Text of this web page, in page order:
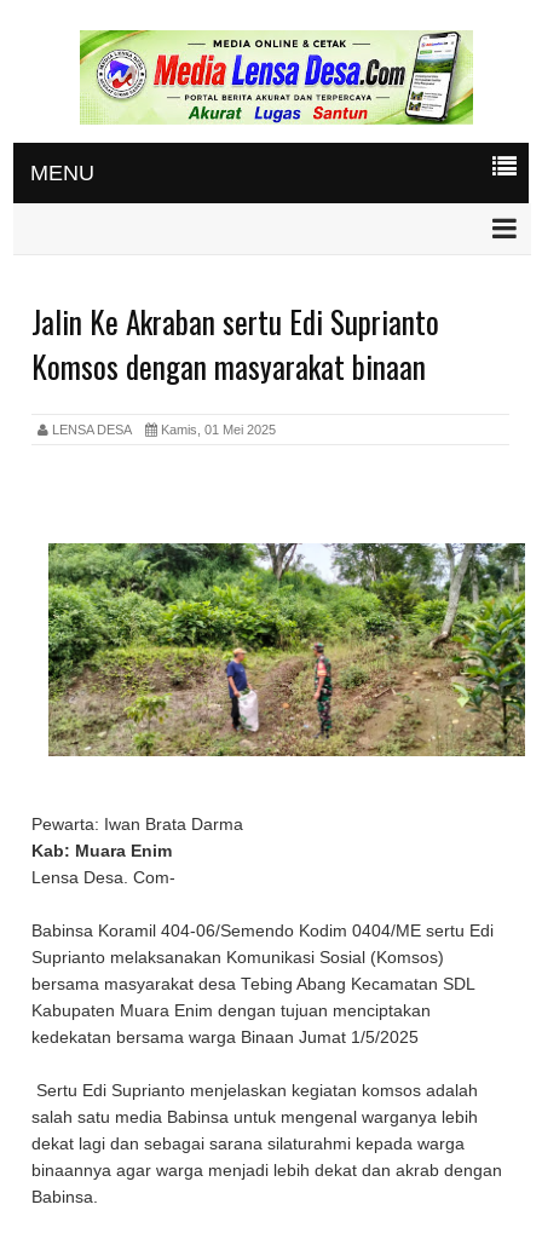
MENU
Jalin Ke Akraban sertu Edi Suprianto
Komsos dengan masyarakat binaan
LENSA DESA Kamis, 01 Mei 2025
Pewarta: Iwan Brata Darma
Kab: Muara Enim
Lensa Desa. Com-
Babinsa Koramil 404-06/Semendo Kodim 0404/ME sertu Edi
Suprianto melaksanakan Komunikasi Sosial (Komsos)
bersama masyarakat desa Tebing Abang Kecamatan SDL
Kabupaten Muara Enim dengan tujuan menciptakan
kedekatan bersama warga Binaan Jumat 1/5/2025
Sertu Edi Suprianto menjelaskan kegiatan komsos adalah
salah satu media Babinsa untuk mengenal warganya lebih
dekat lagi dan sebagai sarana silaturahmi kepada warga
binaannya agar warga menjadi lebih dekat dan akrab dengan
Babinsa.